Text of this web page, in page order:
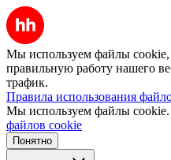
Мы используем файлы cookie,
правильную работу нашего
трафик.
Правила использования
Мы используем файлы cookie.
файлов cookie
Понятно